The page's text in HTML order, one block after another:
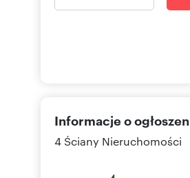
Informacje o
4 Ściany Nieruchomości